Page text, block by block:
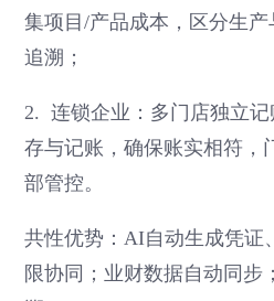
集项目/产品成本，区分生
追溯；
2. 连锁企业：多门店独立
存与记账，确保账实相符，
部管控。
共性优势：AI自动生成凭证
限协同；业财数据自动同步